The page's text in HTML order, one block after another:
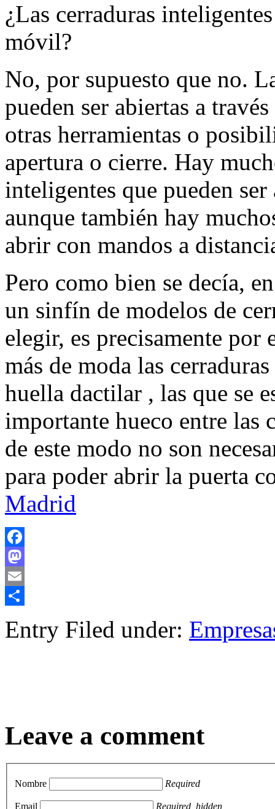
¿Las cerraduras
móvil?
No, por supuesto que no.
pueden ser abiertas a
otras herramientas o
apertura o cierre. Hay
inteligentes que pueden
aunque también hay
abrir con mandos a
Pero como bien se decía,
un sinfín de modelos de
elegir, es precisamente por
más de moda las
huella dactilar , las que se
importante hueco entre las
de este modo no son
para poder abrir la puerta
Madrid
Facebook
Mastodon
Email
Entry Filed under:
Leave a comment
Nombre Required
Email Required, hidden